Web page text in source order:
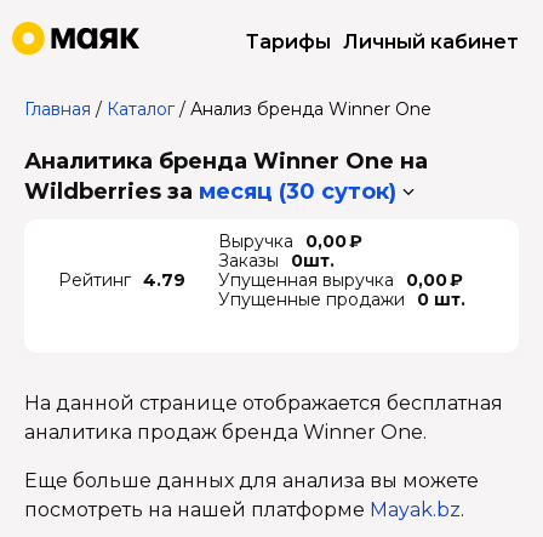
Тарифы Личный кабинет
Главная / Каталог/ Анализ бренда Winner One
Аналитика бренда Winner One на
Wildberries за месяц (30 суток)
Рейтинг 4.79
Выручка
0,00 ₽
Заказы
0шт.
Упущенная выручка
0,00 ₽
Упущенные продажи
0 шт.
На данной странице отображается бесплатная
аналитика продаж бренда Winner One.
Еще больше данных для анализа вы можете
посмотреть на нашей платформе Mayak.bz.